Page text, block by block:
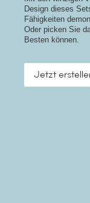
Design dieses
Fähigkeiten
Oder picken Sie
Besten können.
Jetzt